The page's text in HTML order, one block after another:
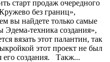
старт продаж очередного
без границ»,
вы найдете только самые
Эдема-техника создания»,
вязать этот палантин, так
этот проект не был
его создания. Такж...